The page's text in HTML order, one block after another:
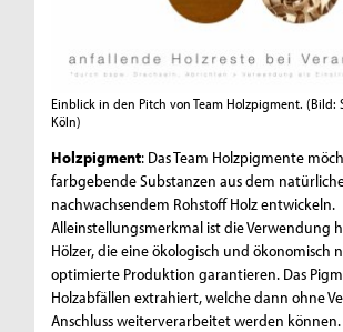
Einblick in den Pitch von Team Holzpigment. (Bild:
Köln)
Holzpigment: Das Team Holzpigmente
farbgebende Substanzen aus dem
nachwachsendem Rohstoff Holz entwickeln.
Alleinstellungsmerkmal ist die Verwendung
Hölzer, die eine ökologisch und ökonomisch
optimierte Produktion garantieren. Das
Holzabfällen extrahiert, welche dann ohne
Anschluss weiterverarbeitet werden können.